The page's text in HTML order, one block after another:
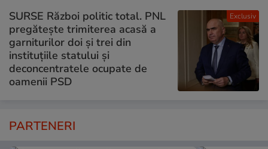
Exclusiv
SURSE Război politic total. PNL
pregătește trimiterea acasă a
garniturilor doi și trei din
instituțiile statului și
deconcentratele ocupate de
oamenii PSD
PARTENERI